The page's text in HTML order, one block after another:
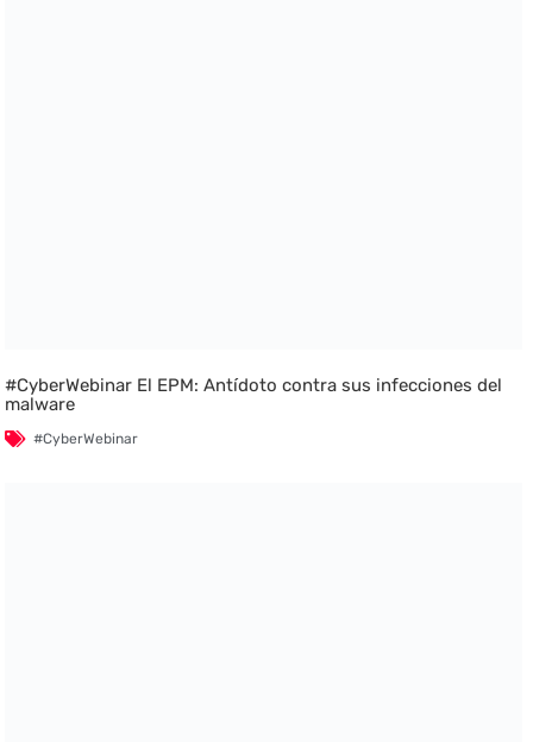
#CyberWebinar El EPM: Antídoto contra sus infecciones del
malware
#CyberWebinar